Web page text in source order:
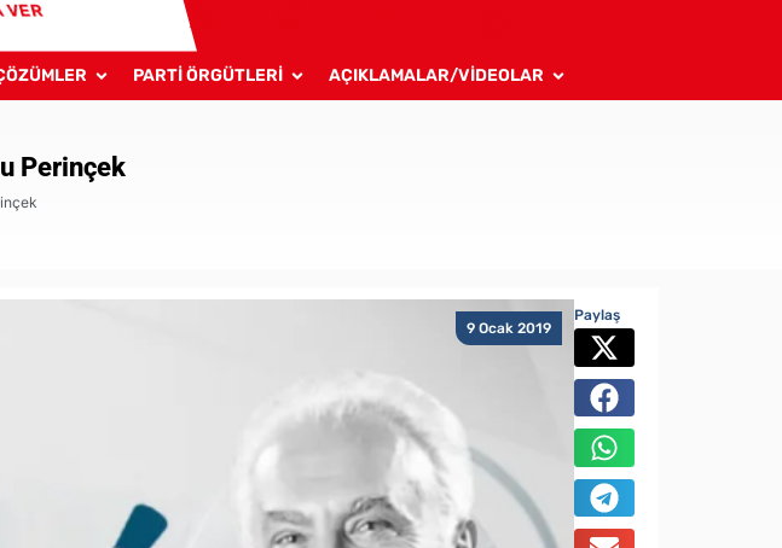
VER
PARTİ ÖRGÜTLERİ AÇIKLAMALAR/VİDEOLAR
Perinçek
9 Ocak 2019
Paylaş